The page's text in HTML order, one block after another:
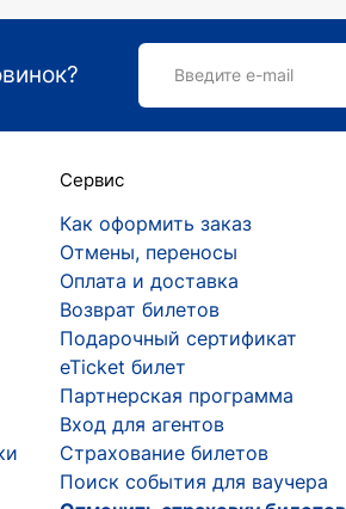
Введите e-mail
Сервис
Как оформить заказ
Отмены, переносы
Оплата и доставка
Возврат билетов
Подарочный сертификат
eTicket билет
Партнерская программа
Вход для агентов
Страхование билетов
Поиск события для ваучера